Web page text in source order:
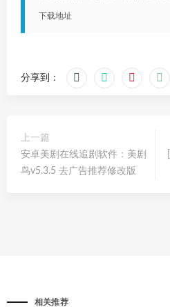
下载地址
分享到：
上一篇
安卓美剧在线追剧软件：美剧
鸟v5.3.5 去广告推荐修改版
相关推荐